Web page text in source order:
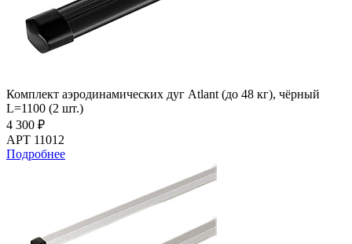
Комплект аэродинамических дуг Atlant (до 48 кг), чёрный
L=1100 (2 шт.)
4 300 ₽
АРТ 11012
Подробнее